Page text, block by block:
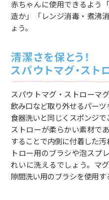
赤ちゃんに使用できるよう
造か」「レンジ消毒・煮沸
ょう。
清潔さを保とう！
スパウトマグ・ス
スパウトマグ・ストローマ
飲み口など取り外せるパー
食器洗いと同じくスポンジで
ストローが柔らかい素材で
することで内側に付着した
トロー用のブラシや泡スプ
れいに洗えるでしょう。マ
隙間洗い用のブラシを使用す